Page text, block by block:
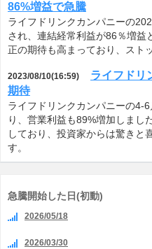
86%増益で急騰
ライフドリンクカンパニーの
され、連結経常利益が86％増益
正の期待も高まっており、スト
2023/08/10(16:59)
ライフドリ
期待
ライフドリンクカンパニーの4-
り、営業利益も89%増加しまし
しており、投資家からは驚きと
す。
急騰開始した日(初動)
2026/05/18
2026/03/30